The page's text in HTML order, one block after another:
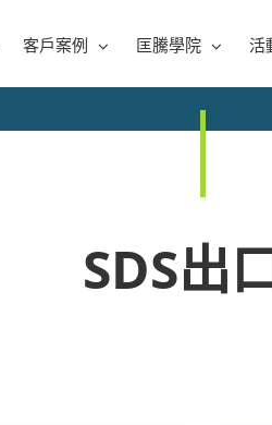
客戶案例 匡騰學院 活
SDS出